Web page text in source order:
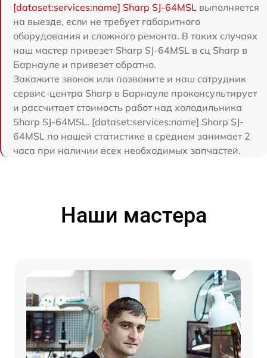
[dataset:services:name] Sharp SJ-64MSL выполняется
на выезде, если не требует габаритного
оборудования и сложного ремонта. В таких случаях
наш мастер привезет Sharp SJ-64MSL в сц Sharp в
Барнауле и привезет обратно.
Закажите звонок или позвоните и наш сотрудник
сервис-центра Sharp в Барнауле проконсультирует
и рассчитает стоимость работ над холодильника
Sharp SJ-64MSL. [dataset:services:name] Sharp SJ-
64MSL по нашей статистике в среднем занимает 2
часа при наличии всех необходимых запчастей.
Наши мастера